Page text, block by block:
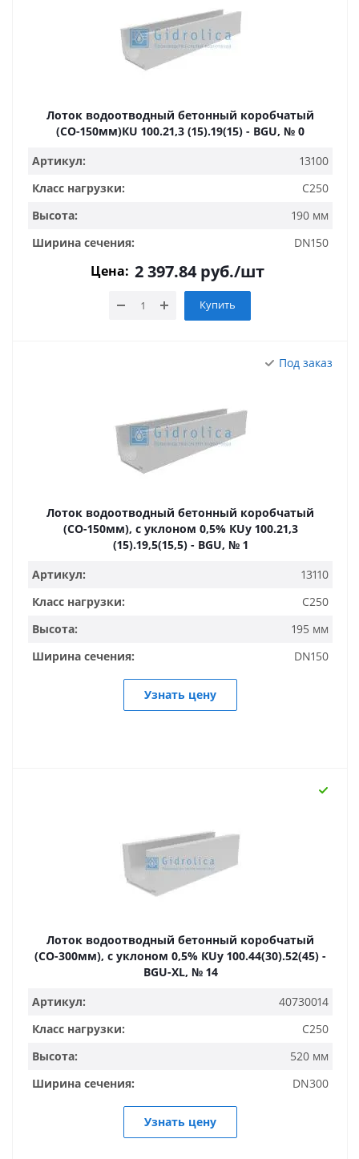
Лоток водоотводный бетонный коробчатый
(СО-150мм)КU 100.21,3 (15).19(15) - BGU, № 0
Артикул:
13100
Класс нагрузки:
C250
Высота:
190 мм
Ширина сечения:
DN150
Цена: 2 397.84руб./шт
Купить
Под заказ
Лоток водоотводный бетонный коробчатый
(СО-150мм), с уклоном 0,5% КUу 100.21,3
(15).19,5(15,5) - BGU, № 1
Артикул:
13110
Класс нагрузки:
C250
Высота:
195 мм
Ширина сечения:
DN150
Узнать цену
Лоток водоотводный бетонный коробчатый
(СО-300мм), с уклоном 0,5% КUу 100.44(30).52(45) -
BGU-XL, № 14
Артикул:
40730014
Класс нагрузки:
C250
Высота:
520 мм
Ширина сечения:
DN300
Узнать цену